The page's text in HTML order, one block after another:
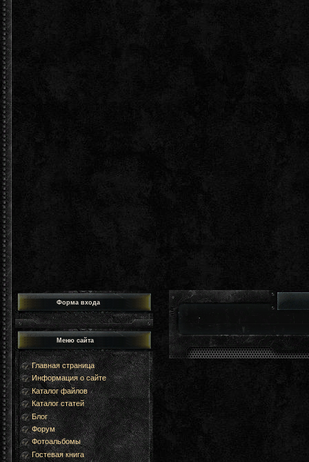
Форма входа
Меню сайта
Главная страница
Информация о сайте
Каталог файлов
Каталог статей
Блог
Форум
Фотоальбомы
Гостевая книга